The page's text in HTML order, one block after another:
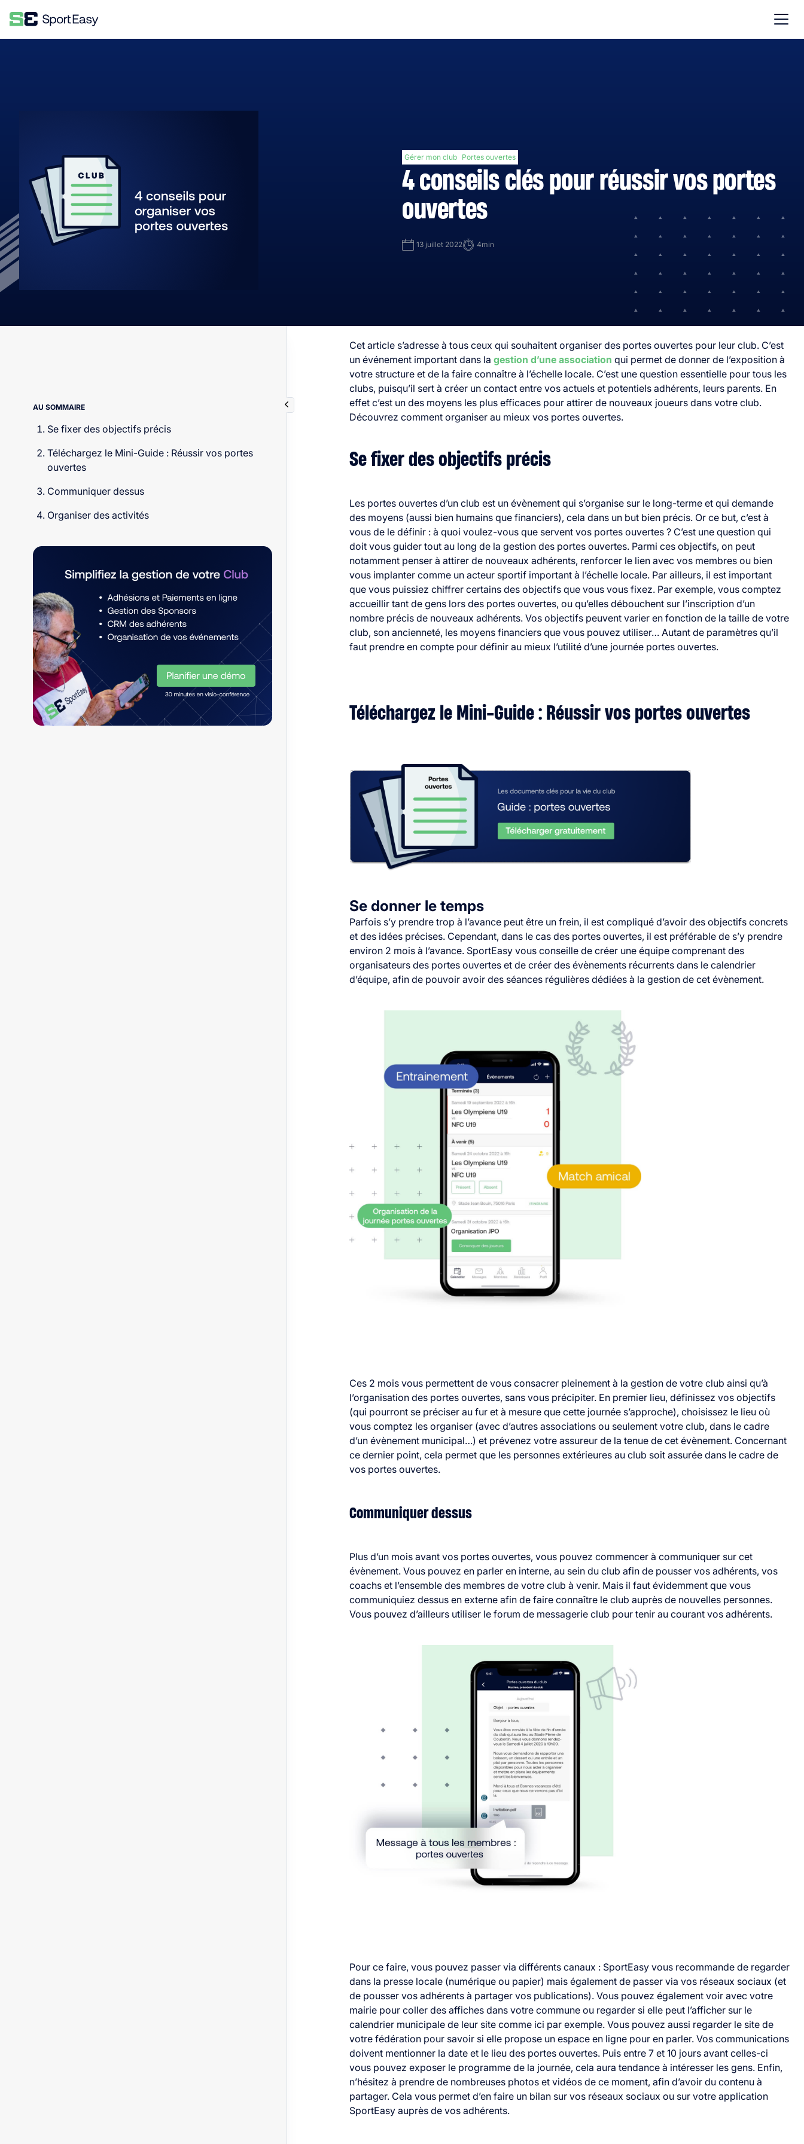
Gérer mon club Portes ouvertes
4 conseils clés pour réussir vos portes
ouvertes
13 juillet 2022 4min
Cet article s’adresse à tous ceux qui souhaitent organiser des portes ouvertes pour leur club. C’est
un événement important dans la gestion d’une association qui permet de donner de l’exposition à
votre structure et de la faire connaître à l’échelle locale. C’est une question essentielle pour tous les
clubs, puisqu’il sert à créer un contact entre vos actuels et potentiels adhérents, leurs parents. En
effet c’est un des moyens les plus efficaces pour attirer de nouveaux joueurs dans votre club.
Découvrez comment organiser au mieux vos portes ouvertes.
Se fixer des objectifs précis
Les portes ouvertes d’un club est un évènement qui s’organise sur le long-terme et qui demande
des moyens (aussi bien humains que financiers), cela dans un but bien précis. Or ce but, c’est à
vous de le définir : à quoi voulez-vous que servent vos portes ouvertes ? C’est une question qui
doit vous guider tout au long de la gestion des portes ouvertes. Parmi ces objectifs, on peut
notamment penser à attirer de nouveaux adhérents, renforcer le lien avec vos membres ou bien
vous implanter comme un acteur sportif important à l’échelle locale. Par ailleurs, il est important
que vous puissiez chiffrer certains des objectifs que vous vous fixez. Par exemple, vous comptez
accueillir tant de gens lors des portes ouvertes, ou qu’elles débouchent sur l’inscription d’un
nombre précis de nouveaux adhérents. Vos objectifs peuvent varier en fonction de la taille de votre
club, son ancienneté, les moyens financiers que vous pouvez utiliser… Autant de paramètres qu’il
faut prendre en compte pour définir au mieux l’utilité d’une journée portes ouvertes.
Téléchargez le Mini-Guide : Réussir vos portes ouvertes
Se donner le temps
Parfois s’y prendre trop à l’avance peut être un frein, il est compliqué d’avoir des objectifs concrets
et des idées précises. Cependant, dans le cas des portes ouvertes, il est préférable de s’y prendre
environ 2 mois à l’avance. SportEasy vous conseille de créer une équipe comprenant des
organisateurs des portes ouvertes et de créer des évènements récurrents dans le calendrier
d’équipe, afin de pouvoir avoir des séances régulières dédiées à la gestion de cet évènement.
Ces 2 mois vous permettent de vous consacrer pleinement à la gestion de votre club ainsi qu’à
l’organisation des portes ouvertes, sans vous précipiter. En premier lieu, définissez vos objectifs
(qui pourront se préciser au fur et à mesure que cette journée s’approche), choisissez le lieu où
vous comptez les organiser (avec d’autres associations ou seulement votre club, dans le cadre
d’un évènement municipal…) et prévenez votre assureur de la tenue de cet évènement. Concernant
ce dernier point, cela permet que les personnes extérieures au club soit assurée dans le cadre de
vos portes ouvertes.
Communiquer dessus
Plus d’un mois avant vos portes ouvertes, vous pouvez commencer à communiquer sur cet
évènement. Vous pouvez en parler en interne, au sein du club afin de pousser vos adhérents, vos
coachs et l’ensemble des membres de votre club à venir. Mais il faut évidemment que vous
communiquiez dessus en externe afin de faire connaître le club auprès de nouvelles personnes.
Vous pouvez d’ailleurs utiliser le forum de messagerie club pour tenir au courant vos adhérents.
Pour ce faire, vous pouvez passer via différents canaux : SportEasy vous recommande de regarder
dans la presse locale (numérique ou papier) mais également de passer via vos réseaux sociaux (et
de pousser vos adhérents à partager vos publications). Vous pouvez également voir avec votre
mairie pour coller des affiches dans votre commune ou regarder si elle peut l’afficher sur le
calendrier municipale de leur site comme ici par exemple. Vous pouvez aussi regarder le site de
votre fédération pour savoir si elle propose un espace en ligne pour en parler. Vos communications
doivent mentionner la date et le lieu des portes ouvertes. Puis entre 7 et 10 jours avant celles-ci
vous pouvez exposer le programme de la journée, cela aura tendance à intéresser les gens. Enfin,
n’hésitez à prendre de nombreuses photos et vidéos de ce moment, afin d’avoir du contenu à
partager. Cela vous permet d’en faire un bilan sur vos réseaux sociaux ou sur votre application
SportEasy auprès de vos adhérents.
AU SOMMAIRE
Se fixer des objectifs précis
Téléchargez le Mini-Guide : Réussir vos portes
ouvertes
Communiquer dessus
Organiser des activités